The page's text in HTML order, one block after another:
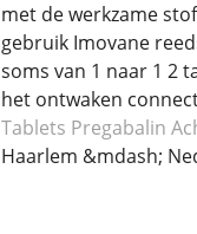
met de werkzame
gebruik Imovane
soms van 1 naar 1 2
het ontwaken
Tablets Pregabalin
Haarlem &mdash;